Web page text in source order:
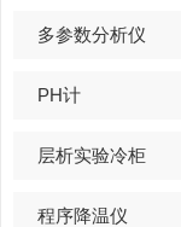
多参数分析仪
PH计
层析实验冷柜
程序降温仪